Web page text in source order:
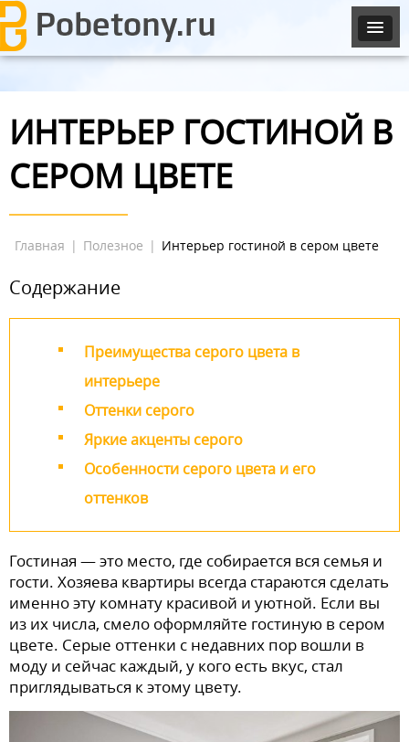
ИНТЕРЬЕР ГОСТИНОЙ В
СЕРОМ ЦВЕТЕ
Главная | Полезное | Интерьер гостиной в сером цвете
Содержание
Преимущества серого цвета в
интерьере
Оттенки серого
Яркие акценты серого
Особенности серого цвета и его
оттенков
Гостиная — это место, где собирается вся семья и
гости. Хозяева квартиры всегда стараются сделать
именно эту комнату красивой и уютной. Если вы
из их числа, смело оформляйте гостиную в сером
цвете. Серые оттенки с недавних пор вошли в
моду и сейчас каждый, у кого есть вкус, стал
приглядываться к этому цвету.